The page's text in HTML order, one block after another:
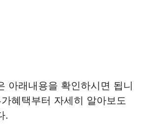
아래내용을 확인하시면 됩니
혜택부터 자세히 알아보도
.